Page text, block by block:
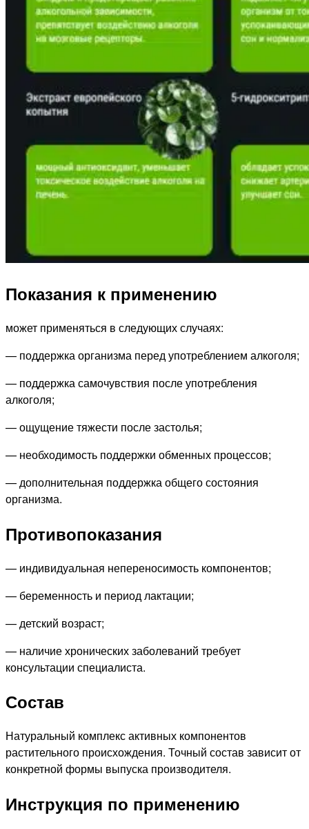
Показания к применению
может применяться в следующих случаях:
— поддержка организма перед употреблением алкоголя;
— поддержка самочувствия после употребления
алкоголя;
— ощущение тяжести после застолья;
— необходимость поддержки обменных процессов;
— дополнительная поддержка общего состояния
организма.
Противопоказания
— индивидуальная непереносимость компонентов;
— беременность и период лактации;
— детский возраст;
— наличие хронических заболеваний требует
консультации специалиста.
Состав
Натуральный комплекс активных компонентов
растительного происхождения. Точный состав зависит от
конкретной формы выпуска производителя.
Инструкция по применению